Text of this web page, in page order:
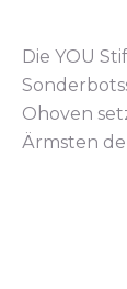
Die YOU
Ohoven
Ärmsten